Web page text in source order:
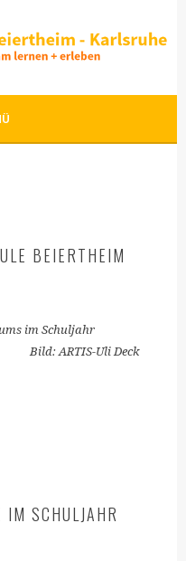
BEIERTHEIM
im Schuljahr
Uli Deck
IM SCHULJAHR